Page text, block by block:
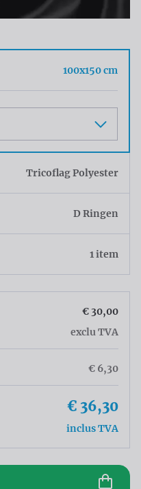
100x150 cm
Tricoflag Polyester
D Ringen
1 item
€ 30,00
exclu TVA
€ 6,30
€ 36,30
inclus TVA